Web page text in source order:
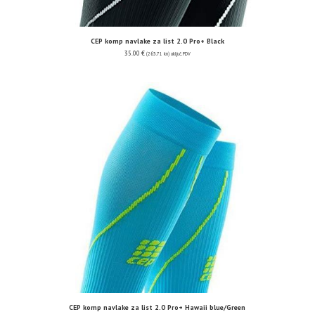
CEP komp navlake za list 2.0 Pro+ Black
35.00 € (263.71 kn) uključ. PDV
CEP komp navlake za list 2.0 Pro+ Hawaii blue/Green